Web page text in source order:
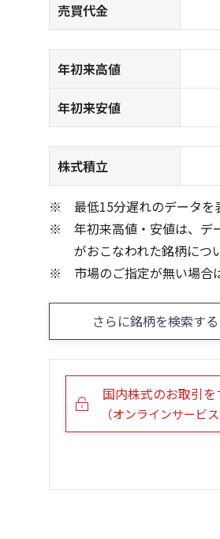
売買代金
年初来高値
年初来安値
株式積立
最低15分遅れのデータを
年初来高値・安値は、デ
がおこなわれた銘柄につ
市場のご指定が無い場合
さらに銘柄を検索する
国内株式のお取引を
（オンラインサービス